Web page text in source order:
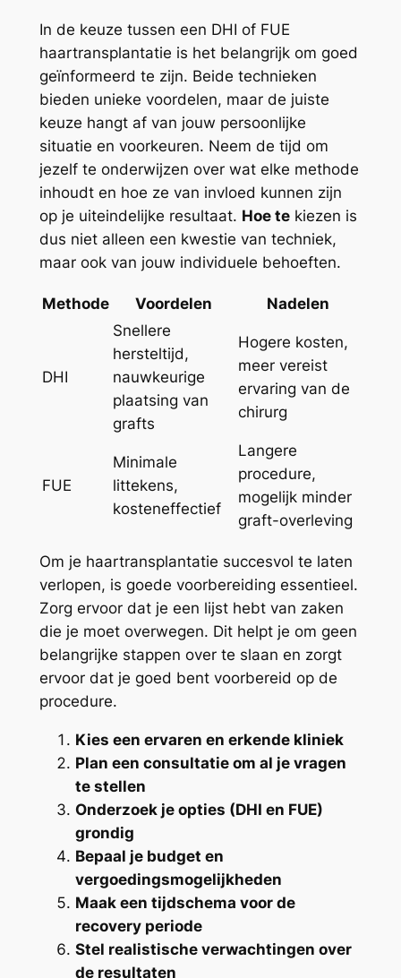
In de keuze tussen een DHI of FUE
haartransplantatie is het belangrijk om goed
geïnformeerd te zijn. Beide technieken
bieden unieke voordelen, maar de juiste
keuze hangt af van jouw persoonlijke
situatie en voorkeuren. Neem de tijd om
jezelf te onderwijzen over wat elke methode
inhoudt en hoe ze van invloed kunnen zijn
op je uiteindelijke resultaat. Hoe tekiezen is
dus niet alleen een kwestie van techniek,
maar ook van jouw individuele behoeften.
Methode Voordelen Nadelen
DHI
Snellere
hersteltijd,
nauwkeurige
plaatsing van
grafts
Hogere kosten,
meer vereist
ervaring van de
chirurg
FUE
Minimale
littekens,
kosteneffectief
Langere
procedure,
mogelijk minder
graft-overleving
Om je haartransplantatie succesvol te laten
verlopen, is goede voorbereiding essentieel.
Zorg ervoor dat je een lijst hebt van zaken
die je moet overwegen. Dit helpt je om geen
belangrijke stappen over te slaan en zorgt
ervoor dat je goed bent voorbereid op de
procedure.
Kies een ervaren en erkende kliniek
Plan een consultatie om al je vragen
te stellen
Onderzoek je opties (DHI en FUE)
grondig
Bepaal je budget en
vergoedingsmogelijkheden
Maak een tijdschema voor de
recovery periode
Stel realistische verwachtingen over
de resultaten